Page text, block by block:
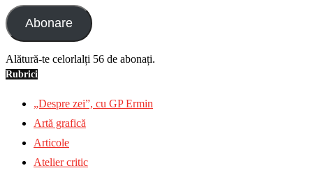
email
Abonare
Alătură-te celorlalți 56 de abonați.
Rubrici
„Despre zei”, cu GP Ermin
Artă grafică
Articole
Atelier critic